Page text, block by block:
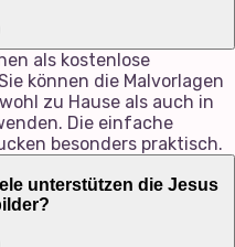
als kostenlose
können die Malvorlagen
zu Hause als auch in
Die einfache
besonders praktisch.
unterstützen die Jesus